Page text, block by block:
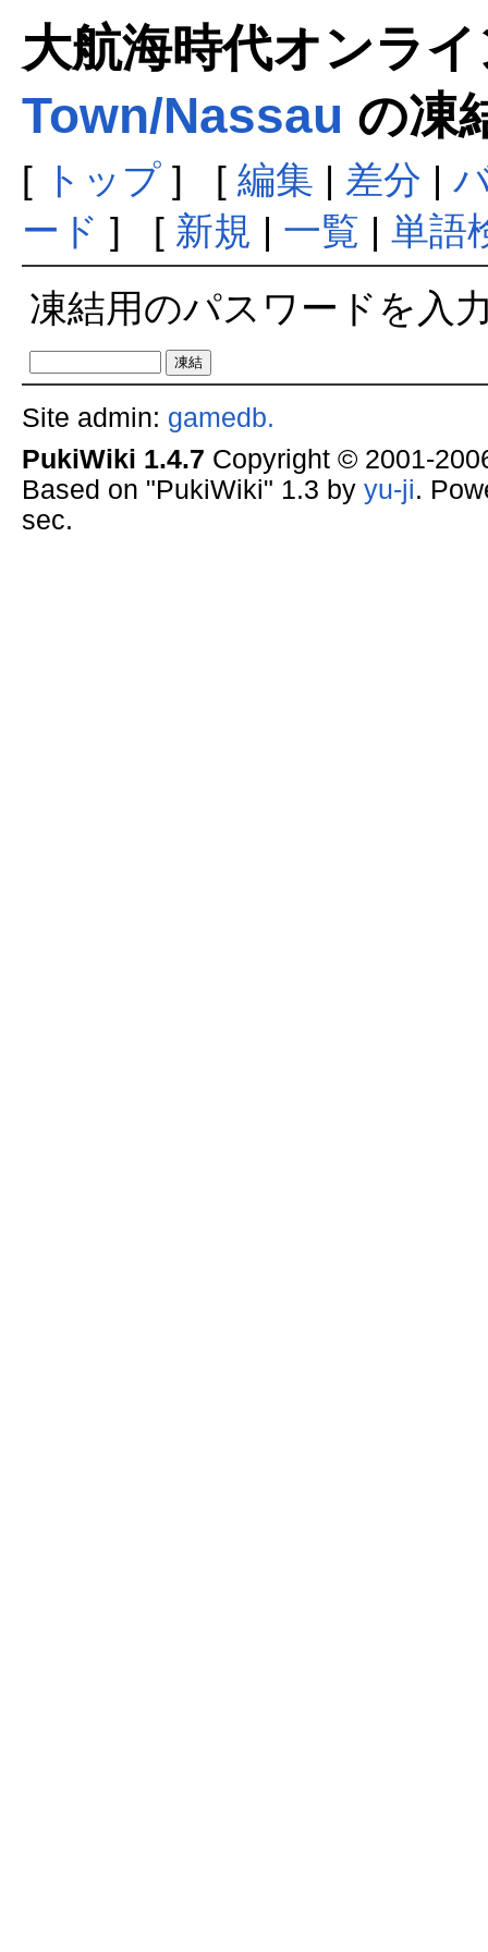
大航海時代オンラ
Town/Nassau の凍
[ トップ] [ 編集 | 差分 |
ード ] [ 新規 | 一覧 | 単語
凍結用のパスワードを入
Site admin: gamedb.
PukiWiki 1.4.7 Copyright © 2001-
Based on "PukiWiki" 1.3 by yu-ji.
sec.